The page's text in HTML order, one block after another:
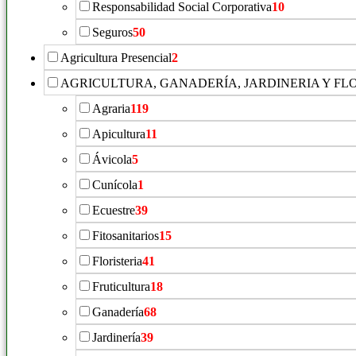
Responsabilidad Social Corporativa10
Seguros50
Agricultura Presencial2
AGRICULTURA, GANADERÍA, JARDINERIA Y
Agraria119
Apicultura11
Ávicola5
Cunícola1
Ecuestre39
Fitosanitarios15
Floristeria41
Fruticultura18
Ganadería68
Jardinería39